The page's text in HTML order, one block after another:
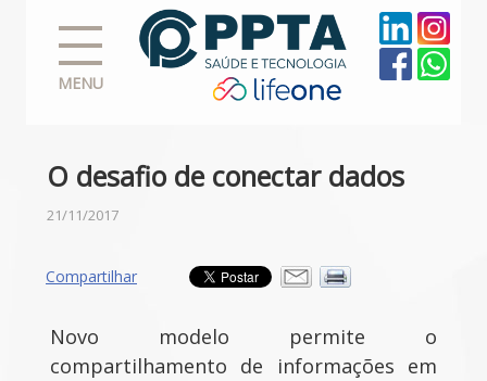
MENU
O desafio de conectar dados
21/11/2017
Compartilhar
Novo modelo permite o
compartilhamento de informações em